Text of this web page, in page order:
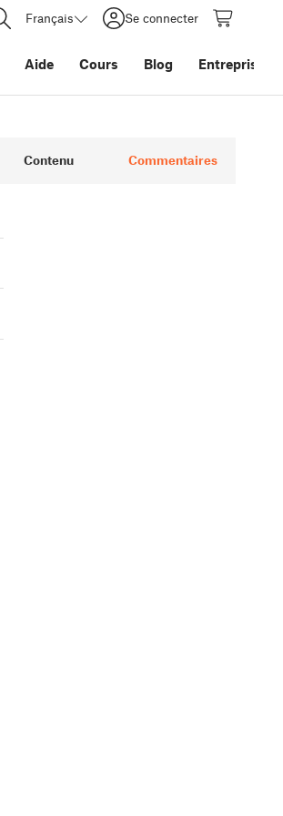
Français Se connecter
Aide Cours Blog Entreprise
Contenu Commentaires